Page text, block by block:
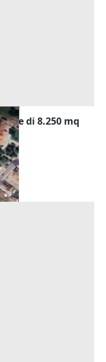
di 8.250 mq